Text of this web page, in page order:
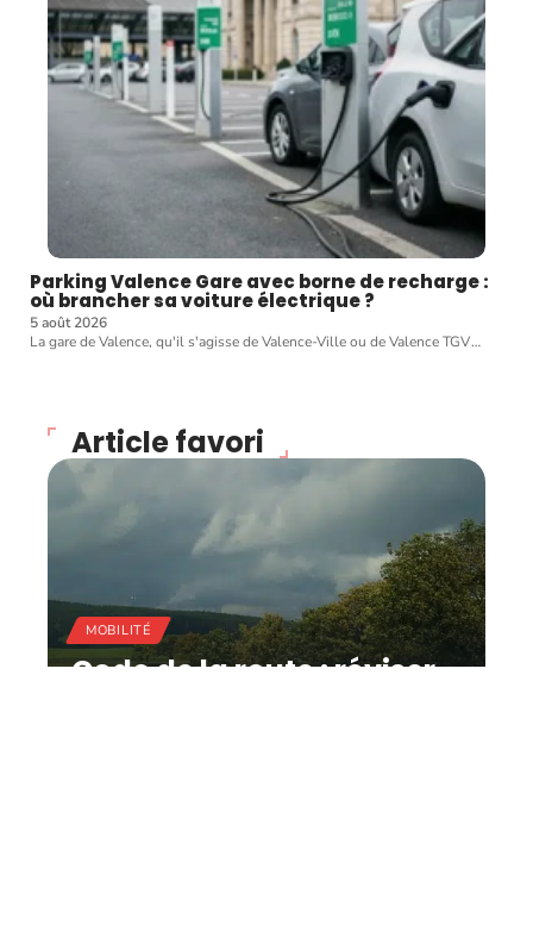
Parking Valence Gare avec borne de recharge :
où brancher sa voiture électrique ?
5 août 2026
La gare de Valence, qu'il s'agisse de Valence-Ville ou de Valence TGV…
Article favori
MOBILITÉ
Code de la route : réviser